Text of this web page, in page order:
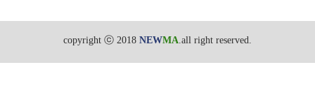
copyright ⓒ 2018 NEWMA.all right reserved.